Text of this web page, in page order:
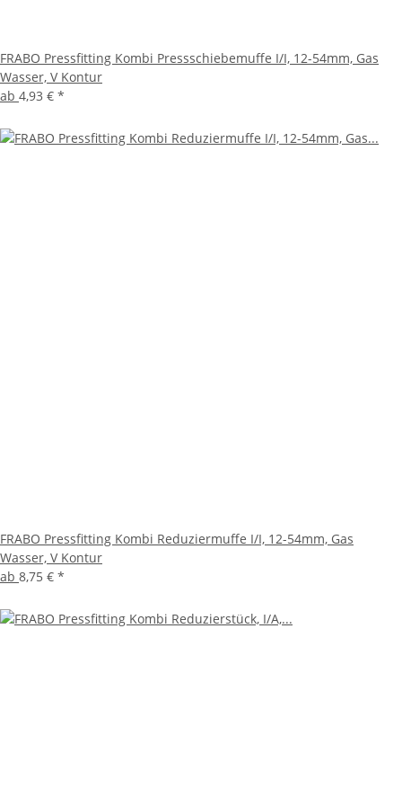
FRABO Pressfitting Kombi Pressschiebemuffe I/I, 12-54mm, Gas
Wasser, V Kontur
ab 4,93 € *
FRABO Pressfitting Kombi Reduziermuffe I/I, 12-54mm, Gas
Wasser, V Kontur
ab 8,75 € *